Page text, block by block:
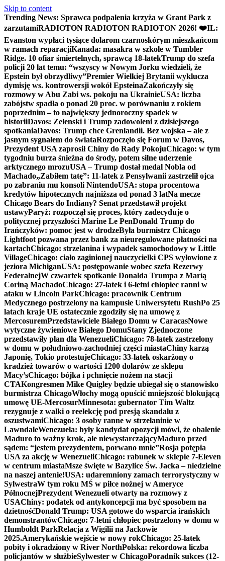
Skip to content
Trending News: Sprawca podpalenia krzyża w Grant Park z
zarzutamiRADIOTON RADIOTON RADIOTON 2026! ❤️IL:
Evanston wypłaci tysiące dolarom czarnoskórym mieszkańcom
w ramach reparacjiKanada: masakra w szkole w Tumbler
Ridge. 10 ofiar śmiertelnych, sprawcą 18-latekTrump do szefa
policji 20 lat temu: “wszyscy w Nowym Jorku wiedzieli, że
Epstein był obrzydliwy”Premier Wielkiej Brytanii wyklucza
dymisję ws. kontrowersji wokół EpsteinaZakończyły się
rozmowy w Abu Zabi ws. pokoju na UkrainieUSA: liczba
zabójstw spadła o ponad 20 proc. w porównaniu z rokiem
poprzednim – to największy jednoroczny spadek w
historiiDavos: Zełenski i Trump zadowoleni z dzisiejszego
spotkaniaDavos: Trump chce Grenlandii. Bez wojska – ale z
jasnym sygnałem do świataRozpoczęło się Forum w Davos,
Prezydent USA zaprosił Chiny do Rady PokojuChicago: w tym
tygodniu burza śnieżna do środy, potem silne uderzenie
arktycznego mrozuUSA – Trump dostał medal Nobla od
Machado„Zabiłem tatę”: 11-latek z Pensylwanii zastrzelił ojca
po zabraniu mu konsoli NintendoUSA: stopa procentowa
kredytów hipotecznych najniższa od ponad 3 latNa mecze
Chicago Bears do Indiany? Senat przedstawił projekt
ustawyParyż: rozpoczął się proces, który zadecyduje o
politycznej przyszłości Marine Le PenDonald Trump do
Irańczyków: pomoc jest w drodzeByła burmistrz Chicago
Lightfoot pozwana przez bank za nieuregulowane płatności na
kartachChicago: strzelanina i wypadek samochodowy w Little
VillageChicago: ciało zaginionej nauczycielki CPS wyłowione z
jeziora MichiganUSA: postępowanie wobec szefa Rezerwy
FederalnejW czwartek spotkanie Donalda Trumpa z Maríą
Coriną MachadoChicago: 27-latek i 6-letni chłopiec ranni w
ataku w Lincoln ParkChicago: pracownik Centrum
Medycznego postrzelony na kampusie Uniwersytetu RushPo 25
latach kraje UE ostatecznie zgodziły się na umowę z
MercosuremPrzedstawiciele Białego Domu w CaracasNowe
wytyczne żywieniowe Białego DomuStany Zjednoczone
przedstawiły plan dla WenezueliChicago: 78-latek zastrzelony
w domu w południowo-zachodniej części miastaChiny karzą
Japonię, Tokio protestujeChicago: 33-latek oskarżony o
kradzież towarów o wartości 1200 dolarów ze sklepu
Macy’sChicago: bójka i pchnięcie nożem na stacji
CTAKongresmen Mike Quigley będzie ubiegał się o stanowisko
burmistrza ChicagoWłochy mogą opuścić mniejszość blokującą
umowę UE-MercosurMinnesota: gubernator Tim Waltz
rezygnuje z walki o reelekcję pod presją skandalu z
oszustwamiChicago: 3 osoby ranne w strzelaninie w
LawndaleWenezuela: były kandydat opozycji mówi, że obalenie
Maduro to ważny krok, ale niewystarczającyMaduro przed
sądem: “jestem prezydentem, porwano mnie”Rosja potępia
USA za akcję w WenezueliChicago: rabunek w sklepie 7-Eleven
w centrum miastaMsze święte w Bazylice Św. Jacka – niedzielne
na naszej antenie!USA: udaremniony zamach terrorystyczny w
SylwestraW tym roku MŚ w piłce nożnej w Ameryce
PółnocnejPrezydent Wenezueli otwarty na rozmowy z
USAChiny: podatek od antykoncepcji ma być sposobem na
dzietnośćDonald Trump: USA gotowe do wsparcia irańskich
demonstrantówChicago: 7-letni chłopiec postrzelony w domu w
Humboldt ParkRelacja z Wigilii na Jackowie
2025.Amerykańskie wejście w nowy rokChicago: 25-latek
pobity i okradziony w River NorthPolska: rekordowa liczba
policjantów w służbieSylwester w ChicagoPoradnik sukces (12-